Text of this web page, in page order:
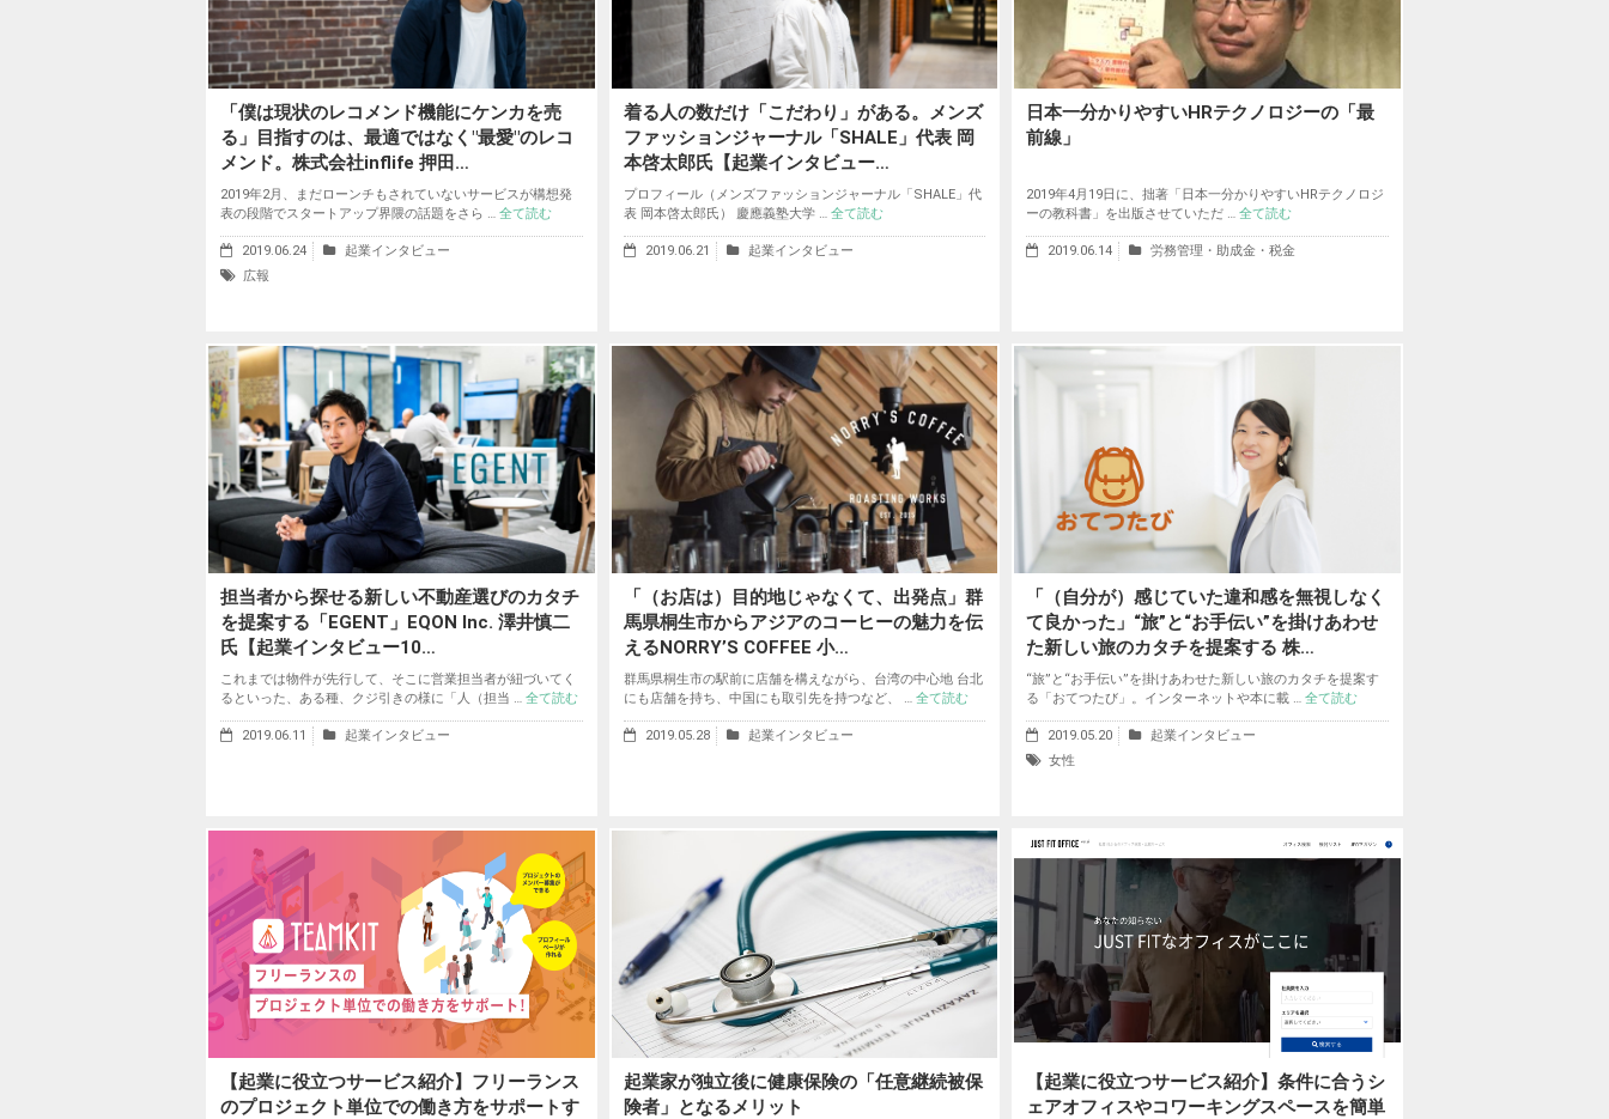
「僕は現状のレコメンド機能にケンカを売
る」目指すのは、最適ではなく"最愛"のレコ
メンド。株式会社inflife 押田…
2019年2月、まだローンチもされていないサービスが構想発
表の段階でスタートアップ界隈の話題をさら … 全て読む
2019.06.24
起業インタビュー
広報
着る人の数だけ「こだわり」がある。メンズ
ファッションジャーナル「SHALE」代表 岡
本啓太郎氏【起業インタビュー…
プロフィール（メンズファッションジャーナル「SHALE」代
表 岡本啓太郎氏） 慶應義塾大学 … 全て読む
2019.06.21 起業インタビュー
日本一分かりやすいHRテクノロジーの「最
前線」
2019年4月19日に、拙著「日本一分かりやすいHRテクノロジ
ーの教科書」を出版させていただ …全て読む
2019.06.14 労務管理・助成金・税金
担当者から探せる新しい不動産選びのカタチ
を提案する「EGENT」EQON Inc. 澤井慎二
氏【起業インタビュー10…
これまでは物件が先行して、そこに営業担当者が紐づいてく
るといった、ある種、クジ引きの様に「人（担当 … 全て読む
2019.06.11 起業インタビュー
「（お店は）目的地じゃなくて、出発点」群
馬県桐生市からアジアのコーヒーの魅力を伝
えるNORRY’S COFFEE 小…
群馬県桐生市の駅前に店舗を構えながら、台湾の中心地 台北
にも店舗を持ち、中国にも取引先を持つなど、 … 全て読む
2019.05.28 起業インタビュー
「（自分が）感じていた違和感を無視しなく
て良かった」“旅”と“お手伝い”を掛けあわせ
た新しい旅のカタチを提案する 株…
“旅”と“お手伝い”を掛けあわせた新しい旅のカタチを提案す
る「おてつたび」。インターネットや本に載 …全て読む
2019.05.20
起業インタビュー
女性
【起業に役立つサービス紹介】フリーランス
のプロジェクト単位での働き方をサポートす
起業家が独立後に健康保険の「任意継続被保
険者」となるメリット
【起業に役立つサービス紹介】条件に合うシ
ェアオフィスやコワーキングスペースを簡単